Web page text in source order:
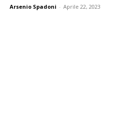
Arsenio Spadoni - Aprile 22, 2023